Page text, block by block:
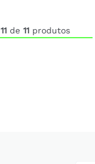
11de 11produtos